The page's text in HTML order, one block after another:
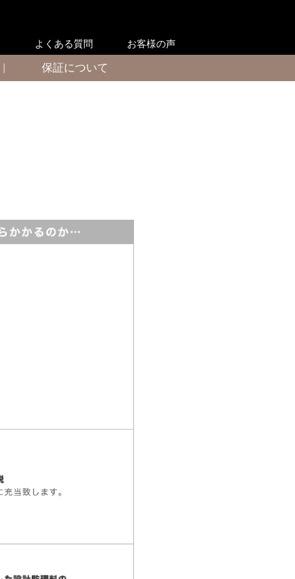
よくある質問 お客様の声
｜ 保証について